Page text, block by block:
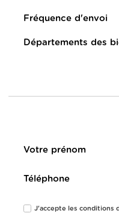
Fréquence d'envoi
Départements des
Votre prénom
Téléphone
J'accepte les conditions